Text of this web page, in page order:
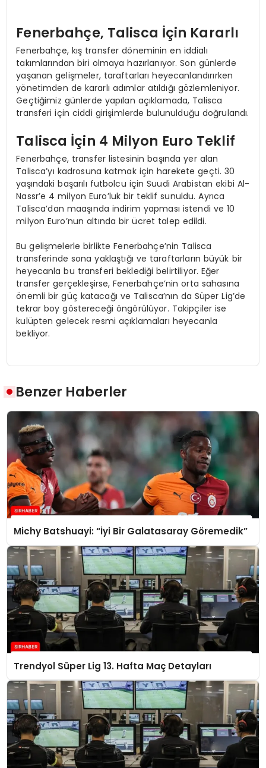
Fenerbahçe, Talisca İçin Kararlı
Fenerbahçe, kış transfer döneminin en iddialı
takımlarından biri olmaya hazırlanıyor. Son günlerde
yaşanan gelişmeler, taraftarları heyecanlandırırken
yönetimden de kararlı adımlar atıldığı gözlemleniyor.
Geçtiğimiz günlerde yapılan açıklamada, Talisca
transferi için ciddi girişimlerde bulunulduğu doğrulandı.
Talisca İçin 4 Milyon Euro Teklif
Fenerbahçe, transfer listesinin başında yer alan
Talisca’yı kadrosuna katmak için harekete geçti. 30
yaşındaki başarılı futbolcu için Suudi Arabistan ekibi Al-
Nassr’e 4 milyon Euro’luk bir teklif sunuldu. Ayrıca
Talisca’dan maaşında indirim yapması istendi ve 10
milyon Euro’nun altında bir ücret talep edildi.
Bu gelişmelerle birlikte Fenerbahçe’nin Talisca
transferinde sona yaklaştığı ve taraftarların büyük bir
heyecanla bu transferi beklediği belirtiliyor. Eğer
transfer gerçekleşirse, Fenerbahçe’nin orta sahasına
önemli bir güç katacağı ve Talisca’nın da Süper Lig’de
tekrar boy göstereceği öngörülüyor. Takipçiler ise
kulüpten gelecek resmi açıklamaları heyecanla
bekliyor.
Benzer Haberler
Michy Batshuayi: “İyi Bir Galatasaray Göremedik”
Trendyol Süper Lig 13. Hafta Maç Detayları